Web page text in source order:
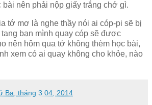
bài nên phải nộp giấy trắng chớ gì.
tớ mơ là nghe thầy nói ai cóp-pi sẽ bị
bạn mình quay cóp sẽ được
nên hôm qua tớ không thèm học bài,
xem có ai quay không cho khỏe, nào
Ba, tháng 3 04, 2014